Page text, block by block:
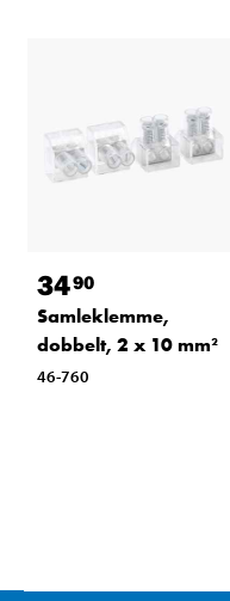
3490
Samleklemme,
dobbelt, 2 x 10 mm²
46-760